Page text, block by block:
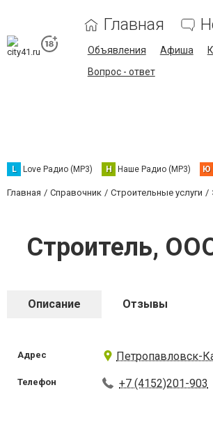
Главная
Объявления Афиша
Вопрос - ответ
L Love Радио (MP3) Н Наше Радио (MP3) Ю
Главная Справочник Строительные услуги
Строитель,
Описание Отзывы
Адрес Петропавловск-
Телефон +7 (4152)201-903